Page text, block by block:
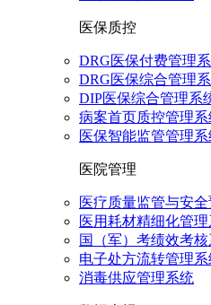
医保质控
DRG医保付费管理系
DRG医保综合管理系
DIP医保综合管理系
病案首页质控管理系
医保智能监管管理系
医院管理
医疗质量监管与安
医用耗材精细化管
国（军）考绩效考
电子处方流转管理系
消毒供应管理系统